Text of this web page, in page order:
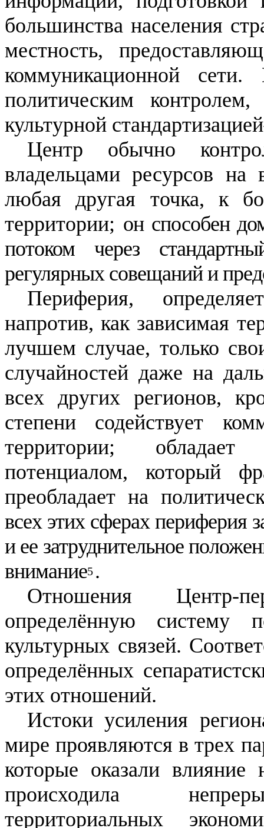
большинства населения
местность,
коммуникационной
политическим контролем,
культурной стандартизацией
Центр обычно
владельцами ресурсов
любая другая точка, к
территории; он способен
потоком через
регулярных совещаний и
Периферия,
напротив, как зависимая
лучшем случае, только
случайностей даже на
всех других регионов,
степени содействует
территории; обладает
потенциалом, который
преобладает на
всех этих сферах периферия
и ее затруднительное
внимание5 .
Отношения Центр-
определённую систему
культурных связей.
определённых
этих отношений.
Истоки усиления
мире проявляются в трех
которые оказали
происходила
территориальных